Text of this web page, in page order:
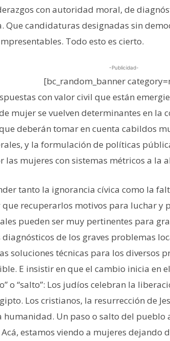
con autoridad moral, de
Que candidaturas designadas sin
Todo esto es cierto.
-Publicidad-
[bc_random_banner
con valor civil que están
mujer se vuelven determinantes en la
deberán tomar en cuenta cabildos
y la formulación de políticas
las mujeres con sistemas métricos a la
tanto la ignorancia cívica como la
recuperarlos motivos para luchar y
pueden ser muy pertinentes para
de los graves problemas
soluciones técnicas para los diversos
E insistir en que el cambio inicia en
o “salto”: Los judíos celebran la
Los cristianos, la resurrección de
humanidad. Un paso o salto del
estamos viendo a mujeres dejando